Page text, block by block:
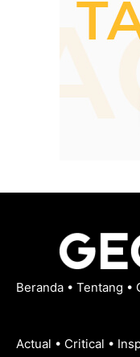
Beranda • Tentang •
Actual • Critical •